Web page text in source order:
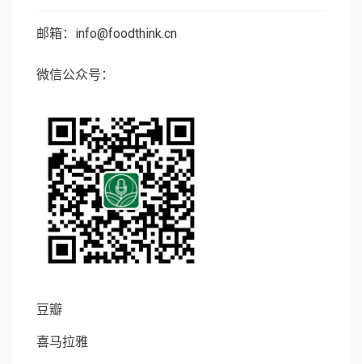
邮箱：info@foodthink.cn
微信公众号：
豆瓣
喜马拉雅